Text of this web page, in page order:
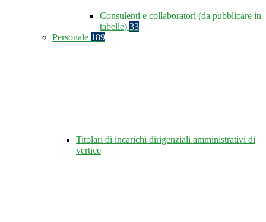
Consulenti e collaboratori (da pubblicare in
tabelle) 33
Personale 189
Titolari di incarichi dirigenziali amministrativi di
vertice